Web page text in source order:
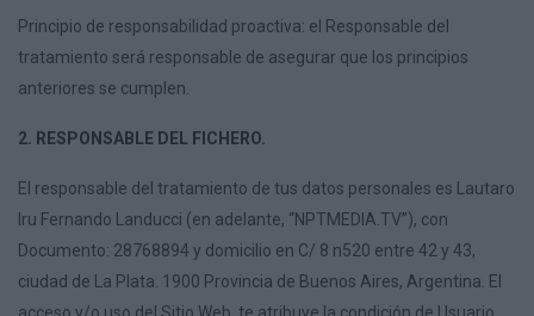
Principio de responsabilidad proactiva: el Responsable del
tratamiento será responsable de asegurar que los principios
anteriores se cumplen.
2. RESPONSABLE DEL FICHERO.
El responsable del tratamiento de tus datos personales es Lautaro
Iru Fernando Landucci (en adelante, “NPTMEDIA.TV”), con
Documento: 28768894 y domicilio en C/ 8 n520 entre 42 y 43,
ciudad de La Plata. 1900 Provincia de Buenos Aires, Argentina. El